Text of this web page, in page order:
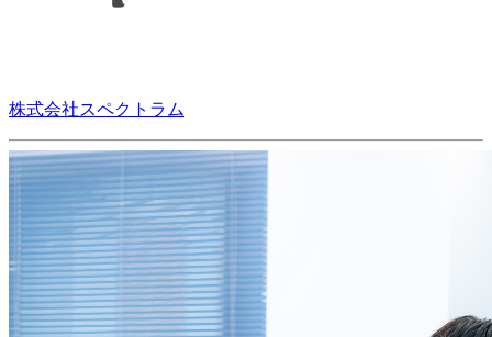
株式会社スペクトラム